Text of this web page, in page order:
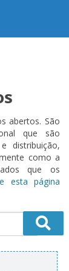
abertos. São
que são
distribuição,
como a
que os
esta página